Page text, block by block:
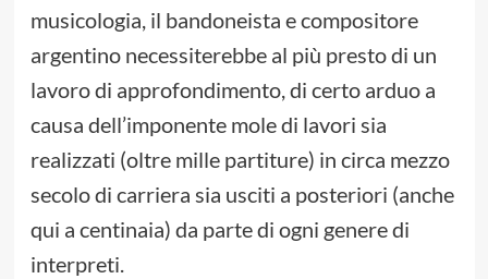
musicologia, il bandoneista e compositore
argentino necessiterebbe al più presto di un
lavoro di approfondimento, di certo arduo a
causa dell’imponente mole di lavori sia
realizzati (oltre mille partiture) in circa mezzo
secolo di carriera sia usciti a posteriori (anche
qui a centinaia) da parte di ogni genere di
interpreti.